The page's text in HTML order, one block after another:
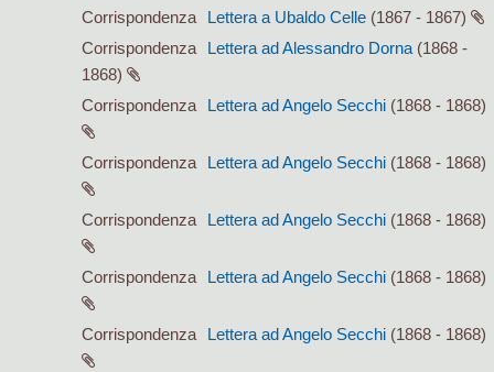
Corrispondenza
Lettera a Ubaldo Celle (1867 - 1867)
Corrispondenza
Lettera ad Alessandro Dorna (1868 -
1868)
Corrispondenza
Lettera ad Angelo Secchi (1868 - 1868)
Corrispondenza Lettera ad Angelo Secchi (1868 - 1868)
Corrispondenza Lettera ad Angelo Secchi (1868 - 1868)
Corrispondenza Lettera ad Angelo Secchi (1868 - 1868)
Corrispondenza Lettera ad Angelo Secchi (1868 - 1868)